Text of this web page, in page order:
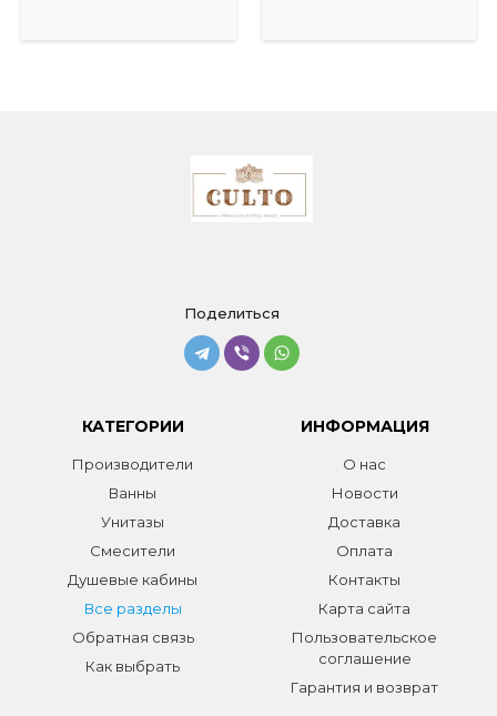
Поделиться
КАТЕГОРИИ
Производители
Ванны
Унитазы
Смесители
Душевые кабины
Все разделы
Обратная связь
Как выбрать
ИНФОРМАЦИЯ
О нас
Новости
Доставка
Оплата
Контакты
Карта сайта
Пользовательское
соглашение
Гарантия и возврат